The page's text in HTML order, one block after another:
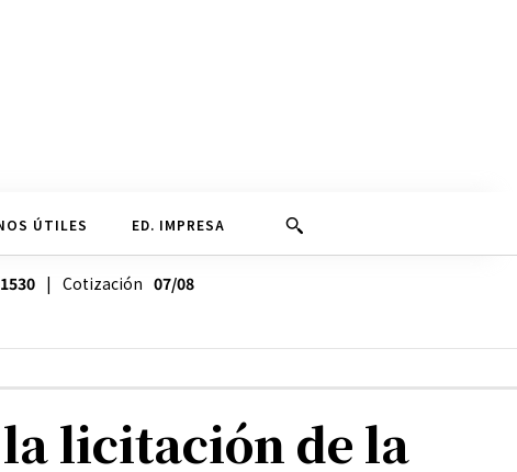
ÚTILES ED. IMPRESA
| Cotización 07/08
licitación de la